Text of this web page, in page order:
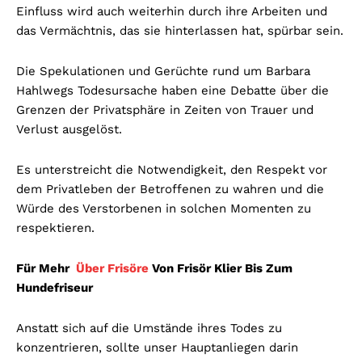
Einfluss wird auch weiterhin durch ihre Arbeiten und
das Vermächtnis, das sie hinterlassen hat, spürbar sein.
Die Spekulationen und Gerüchte rund um Barbara
Hahlwegs Todesursache haben eine Debatte über die
Grenzen der Privatsphäre in Zeiten von Trauer und
Verlust ausgelöst.
Es unterstreicht die Notwendigkeit, den Respekt vor
dem Privatleben der Betroffenen zu wahren und die
Würde des Verstorbenen in solchen Momenten zu
respektieren.
Für Mehr Über Frisöre Von Frisör Klier Bis Zum
Hundefriseur
Anstatt sich auf die Umstände ihres Todes zu
konzentrieren, sollte unser Hauptanliegen darin